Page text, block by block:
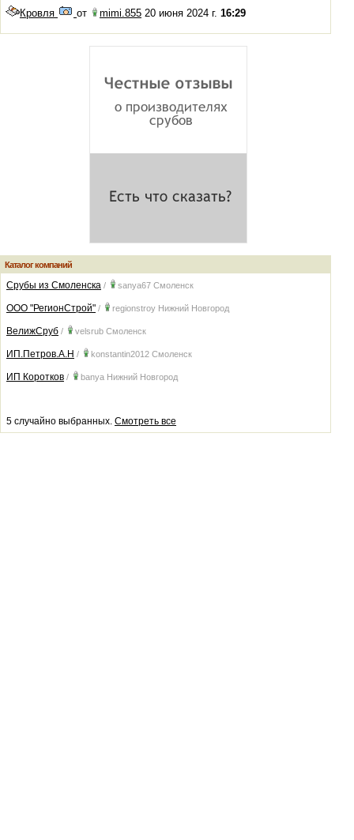
Кровля от mimi.855 20 июня 2024 г. 16:29
Каталог компаний
Срубы из Смоленска / sanya67 Смоленск
ООО "РегионСтрой" / regionstroy Нижний Новгород
ВелижСруб / velsrub Смоленск
ИП.Петров.А.Н / konstantin2012 Смоленск
ИП Коротков / banya Нижний Новгород
5 случайно выбранных. Смотреть все